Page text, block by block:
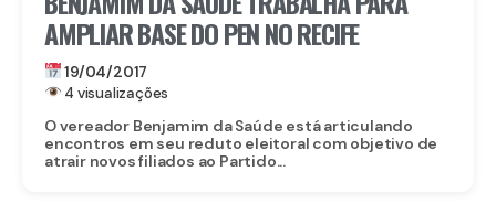
AMPLIAR BASE DO PEN NO RECIFE
19/04/2017
4 visualizações
O vereador Benjamim da Saúde está articulando
encontros em seu reduto eleitoral com objetivo de
atrair novos filiados ao Partido...